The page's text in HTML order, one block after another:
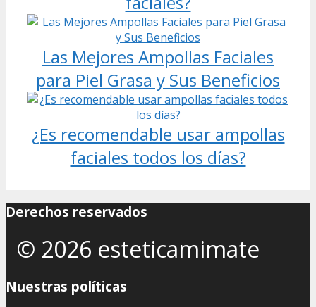
Las Mejores Ampollas Faciales
para Piel Grasa y Sus Beneficios
¿Es recomendable usar ampollas
faciales todos los días?
Derechos reservados
© 2026 esteticamimate
Nuestras políticas